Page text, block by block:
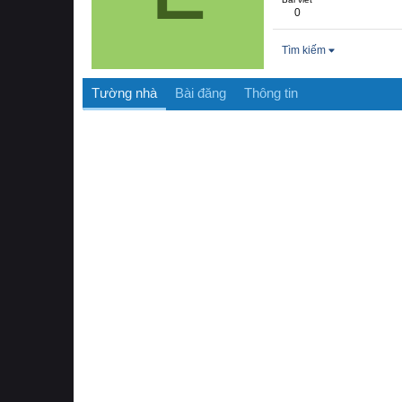
0
Tìm kiếm
Tường nhà Bài đăng Thông tin